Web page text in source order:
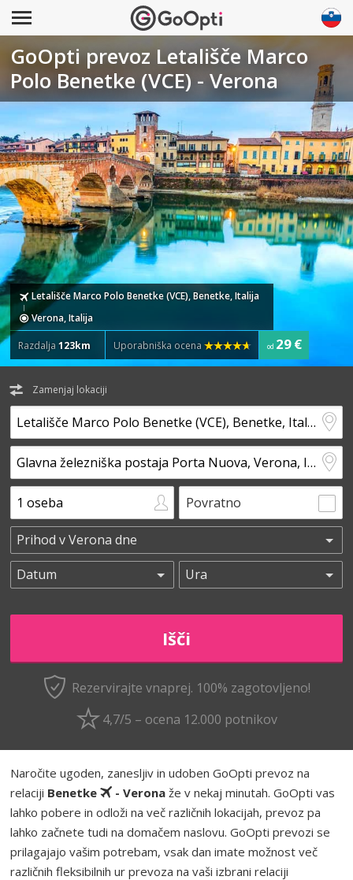
GoOpti prevoz Letališče Marco
Polo Benetke (VCE) - Verona
Letališče Marco Polo Benetke (VCE), Benetke, Italija
Verona, Italija
Razdalja123km Uporabniška ocena od 29 €
Zamenjaj lokaciji
Povratno
Rezervirajte vnaprej. 100% zagotovljeno!
4,7/5 – ocena 12.000 potnikov
Naročite ugoden, zanesljiv in udoben GoOpti prevoz na
relaciji Benetke - Verona že v nekaj minutah. GoOpti vas
lahko pobere in odloži na več različnih lokacijah, prevoz pa
lahko začnete tudi na domačem naslovu. GoOpti prevozi se
prilagajajo vašim potrebam, vsak dan imate možnost več
različnih fleksibilnih ur prevoza na vaši izbrani relaciji